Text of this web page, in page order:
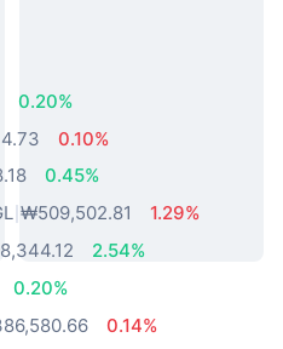
0.20%
0.10%
0.45%
₩509,502.81
1.29%
2.54%
0.20%
0.14%